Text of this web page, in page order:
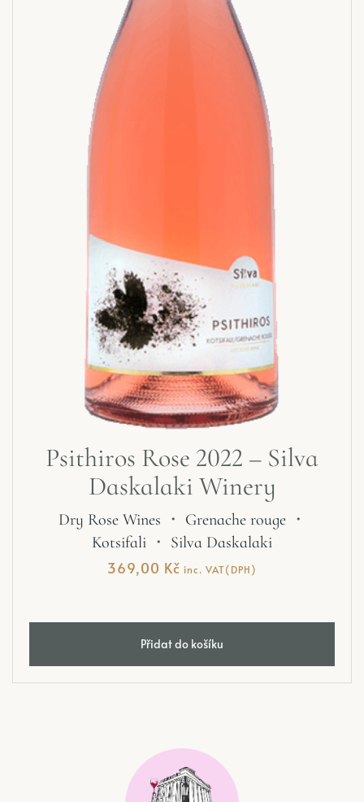
Psithiros Rose 2022 – Silva
Daskalaki Winery
Dry Rose Wines ・ Grenache rouge・
Kotsifali ・ Silva Daskalaki
369,00 Kč inc. VAT(DPH)
Přidat do košíku